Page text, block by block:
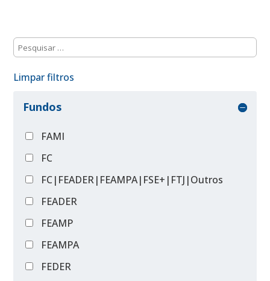
Limpar filtros
Fundos
FAMI
FC
FC|FEADER|FEAMPA|FSE+|FTJ|Outros
FEADER
FEAMP
FEAMPA
FEDER